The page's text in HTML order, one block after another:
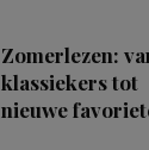
Zomerlezen:
klassiekers tot
nieuwe